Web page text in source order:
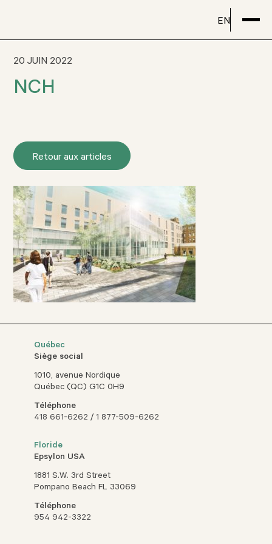
EN
20 JUIN 2022
NCH
Retour aux articles
Québec
Siège social
1010, avenue Nordique
Québec (QC) G1C 0H9
Téléphone
418 661-6262 /1 877-509-6262
Floride
Epsylon USA
1881 S.W. 3rd Street
Pompano Beach FL 33069
Téléphone
954 942-3322